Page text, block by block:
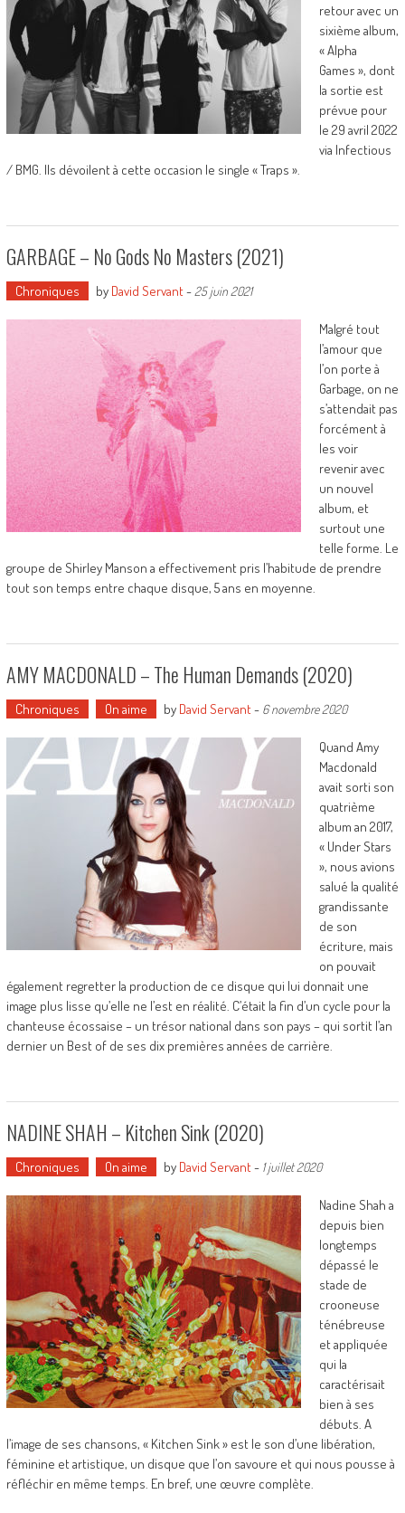
retour avec un
sixième album,
« Alpha
Games », dont
la sortie est
prévue pour
le 29 avril 2022
via Infectious
/ BMG. Ils dévoilent à cette occasion le single « Traps ».
GARBAGE – No Gods No Masters (2021)
Chroniques by David Servant- 25 juin 2021
Malgré tout
l’amour que
l’on porte à
Garbage, on ne
s’attendait pas
forcément à
les voir
revenir avec
un nouvel
album, et
surtout une
telle forme. Le
groupe de Shirley Manson a effectivement pris l’habitude de prendre
tout son temps entre chaque disque, 5 ans en moyenne.
AMY MACDONALD – The Human Demands (2020)
Chroniques On aime by David Servant- 6 novembre 2020
Quand Amy
Macdonald
avait sorti son
quatrième
album an 2017,
« Under Stars
», nous avions
salué la qualité
grandissante
de son
écriture, mais
on pouvait
également regretter la production de ce disque qui lui donnait une
image plus lisse qu’elle ne l’est en réalité. C’était la fin d’un cycle pour la
chanteuse écossaise – un trésor national dans son pays – qui sortit l’an
dernier un Best of de ses dix premières années de carrière.
NADINE SHAH – Kitchen Sink (2020)
Chroniques On aime by David Servant- 1 juillet 2020
Nadine Shah a
depuis bien
longtemps
dépassé le
stade de
crooneuse
ténébreuse
et appliquée
qui la
caractérisait
bien à ses
débuts. A
l’image de ses chansons, « Kitchen Sink » est le son d’une libération,
féminine et artistique, un disque que l’on savoure et qui nous pousse à
réfléchir en même temps. En bref, une œuvre complète.